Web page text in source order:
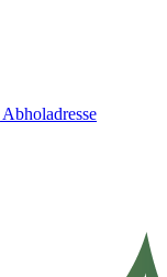
Abholadresse